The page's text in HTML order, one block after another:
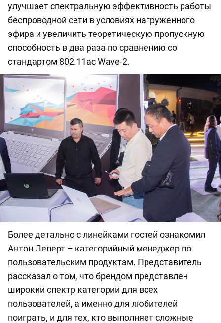
улучшает спектральную эффективность работы
беспроводной сети в условиях нагруженного
эфира и увеличить теоретическую пропускную
способность в два раза по сравнению со
стандартом 802.11ac Wave-2.
Более детально с линейками гостей ознакомил
Антон Леперт – категорийный менеджер по
пользовательским продуктам. Представитель
рассказал о том, что брендом представлен
широкий спектр категорий для всех
пользователей, а именно для любителей
поиграть, и для тех, кто выполняет сложные